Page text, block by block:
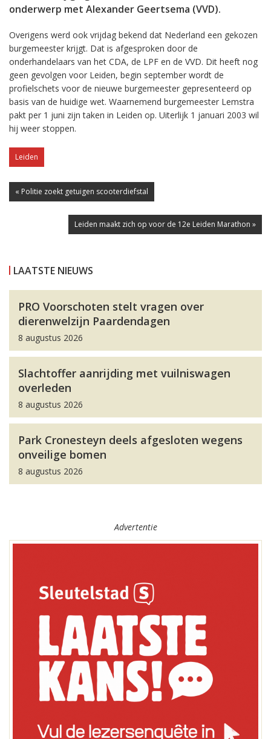
onderwerp met Alexander Geertsema (VVD).
Overigens werd ook vrijdag bekend dat Nederland een gekozen
burgemeester krijgt. Dat is afgesproken door de
onderhandelaars van het CDA, de LPF en de VVD. Dit heeft nog
geen gevolgen voor Leiden, begin september wordt de
profielschets voor de nieuwe burgemeester gepresenteerd op
basis van de huidige wet. Waarnemend burgemeester Lemstra
pakt per 1 juni zijn taken in Leiden op. Uiterlijk 1 januari 2003 wil
hij weer stoppen.
Leiden
« Politie zoekt getuigen scooterdiefstal
Leiden maakt zich op voor de 12e Leiden Marathon »
LAATSTE NIEUWS
PRO Voorschoten stelt vragen over
dierenwelzijn Paardendagen
8 augustus 2026
Slachtoffer aanrijding met vuilniswagen
overleden
8 augustus 2026
Park Cronesteyn deels afgesloten wegens
onveilige bomen
8 augustus 2026
Advertentie